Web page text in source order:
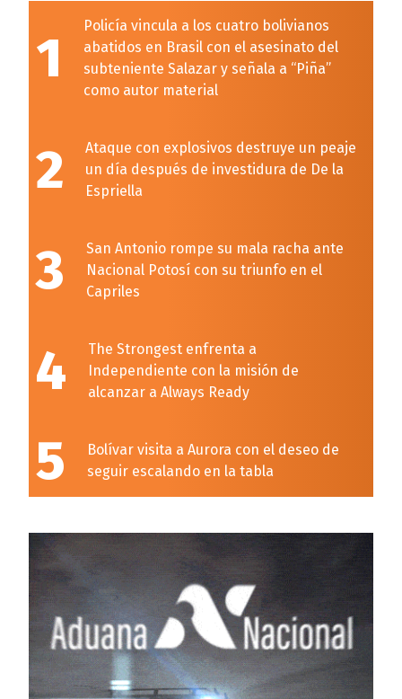
1
Policía vincula a los cuatro bolivianos
abatidos en Brasil con el asesinato del
subteniente Salazar y señala a “Piña”
como autor material
2
Ataque con explosivos destruye un peaje
un día después de investidura de De la
Espriella
3
San Antonio rompe su mala racha ante
Nacional Potosí con su triunfo en el
Capriles
4
The Strongest enfrenta a
Independiente con la misión de
alcanzar a Always Ready
5
Bolívar visita a Aurora con el deseo de
seguir escalando en la tabla